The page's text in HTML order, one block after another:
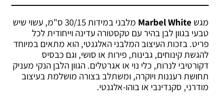
מגש Marbel White
מלבני במידות 30/15 ס"מ, עשוי שיש
טבעי בגוון לבן בהיר עם טקסטורה עדינה וייחודית לכל
פריט. בזכות העיצוב המלבני האלגנטי, הוא מתאים במיוחד
להגשת קינוחים, גבינות, פירות או סושי, וגם כבסיס
דקורטיבי לנרות, כלי נוי או אגרטלים. הגוון הלבן הנקי מעניק
תחושת רעננות ויוקרה, ומשתלב בצורה מושלמת בעיצוב
מודרני, סקנדינבי או בוהו-אלגנטי.